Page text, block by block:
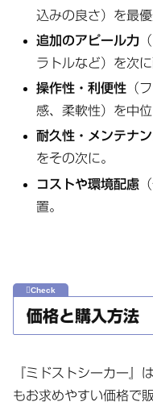
込みの良さ）を最優
追加のアピール力
ラトルなど）を次に
操作性・利便性 （
感、柔軟性）を中位
耐久性・メンテナ
をその次に。
コストや環境配慮
置。
価格と購入方法
『ミドストシーカー』
もお求めやすい価格で